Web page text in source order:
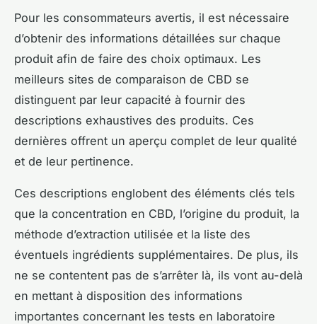
Pour les consommateurs avertis, il est nécessaire
d’obtenir des informations détaillées sur chaque
produit afin de faire des choix optimaux. Les
meilleurs sites de comparaison de CBD se
distinguent par leur capacité à fournir des
descriptions exhaustives des produits. Ces
dernières offrent un aperçu complet de leur qualité
et de leur pertinence.
Ces descriptions englobent des éléments clés tels
que la concentration en CBD, l’origine du produit, la
méthode d’extraction utilisée et la liste des
éventuels ingrédients supplémentaires. De plus, ils
ne se contentent pas de s’arrêter là, ils vont au-delà
en mettant à disposition des informations
importantes concernant les tests en laboratoire